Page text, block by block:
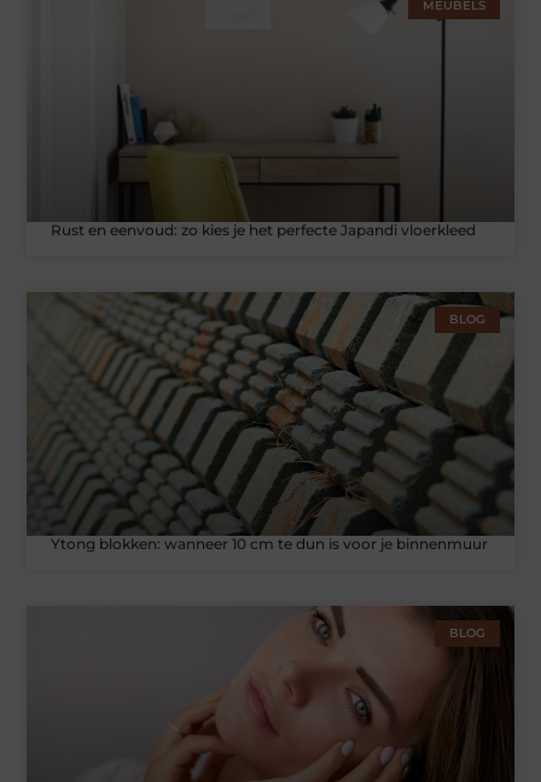
MEUBELS
Rust en eenvoud: zo kies je het perfecte Japandi vloerkleed
BLOG
Ytong blokken: wanneer 10 cm te dun is voor je binnenmuur
BLOG